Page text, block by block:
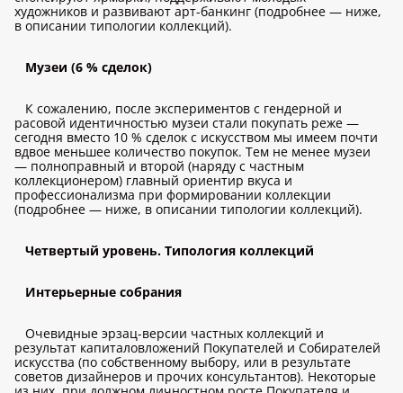
художников и развивают арт-банкинг (подробнее — ниже,
в описании типологии коллекций).
Музеи (6 % сделок)
К сожалению, после экспериментов с гендерной и
расовой идентичностью музеи стали покупать реже —
сегодня вместо 10 % сделок с искусством мы имеем почти
вдвое меньшее количество покупок. Тем не менее музеи
— полноправный и второй (наряду с частным
коллекционером) главный ориентир вкуса и
профессионализма при формировании коллекции
(подробнее — ниже, в описании типологии коллекций).
Четвертый уровень. Типология коллекций
Интерьерные собрания
Очевидные эрзац-версии частных коллекций и
результат капиталовложений Покупателей и Собирателей
искусства (по собственному выбору, или в результате
советов дизайнеров и прочих консультантов). Некоторые